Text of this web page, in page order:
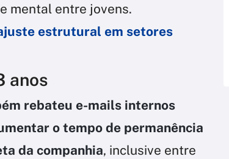
mental entre jovens.
estrutural em setores
anos
rebateu e-mails internos
o tempo de permanência
da companhia, inclusive entre